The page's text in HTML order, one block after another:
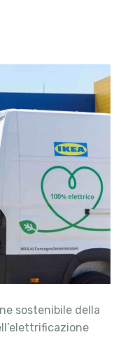
sostenibile della